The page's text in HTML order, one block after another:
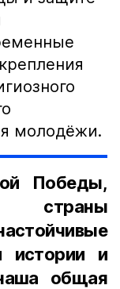
молодёжи.
Победы,
страны
истории и
общая